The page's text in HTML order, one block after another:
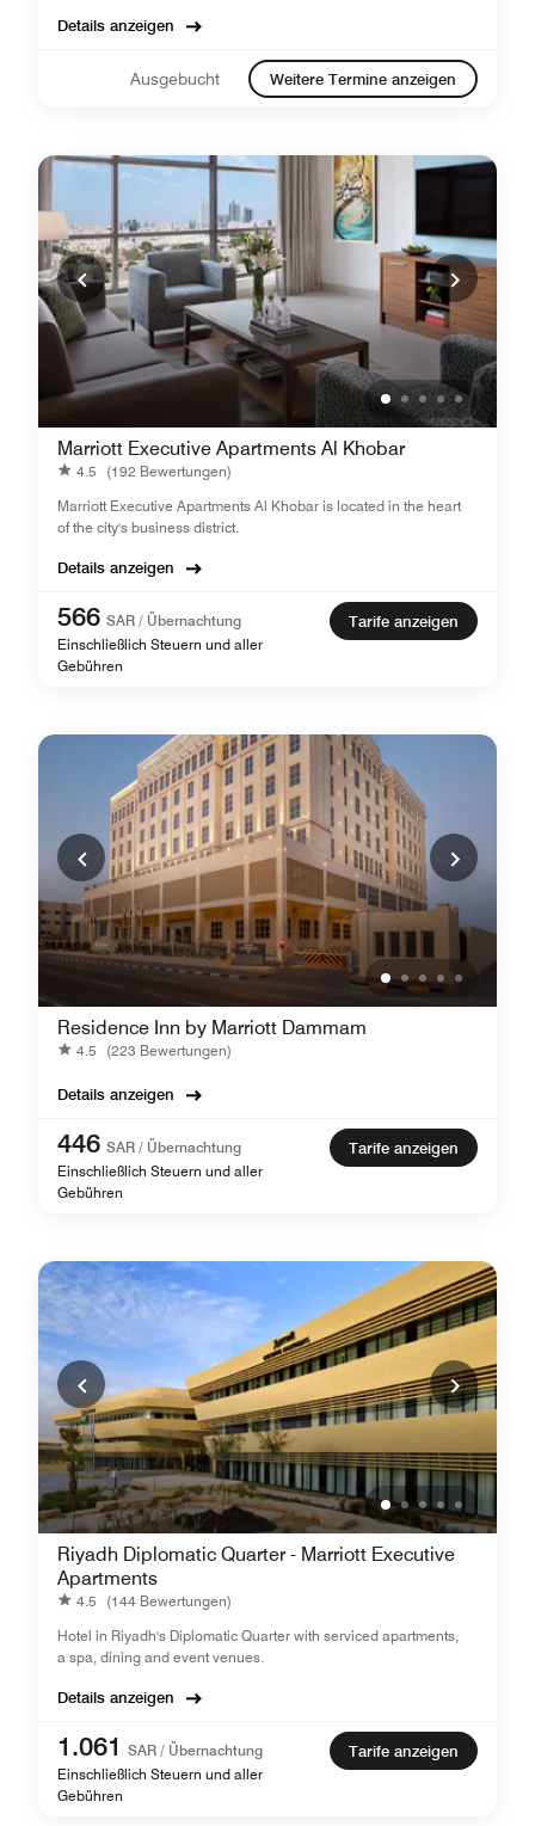
Details anzeigen
Ausgebucht Weitere Termine anzeigen
Marriott Executive Apartments Al Khobar
4.5
(192 Bewertungen)
Marriott Executive Apartments Al Khobar is located in the heart
of the city's business district.
Details anzeigen
566 SAR / Übernachtung
Einschließlich Steuern und aller
Gebühren
Tarife anzeigen
Residence Inn by Marriott Dammam
4.5 (223 Bewertungen)
Details anzeigen
446 SAR / Übernachtung
Einschließlich Steuern und aller
Gebühren
Tarife anzeigen
Riyadh Diplomatic Quarter - Marriott Executive
Apartments
4.5
(144 Bewertungen)
Hotel in Riyadh's Diplomatic Quarter with serviced apartments,
a spa, dining and event venues.
Details anzeigen
1.061 SAR / Übernachtung
Einschließlich Steuern und aller
Gebühren
Tarife anzeigen